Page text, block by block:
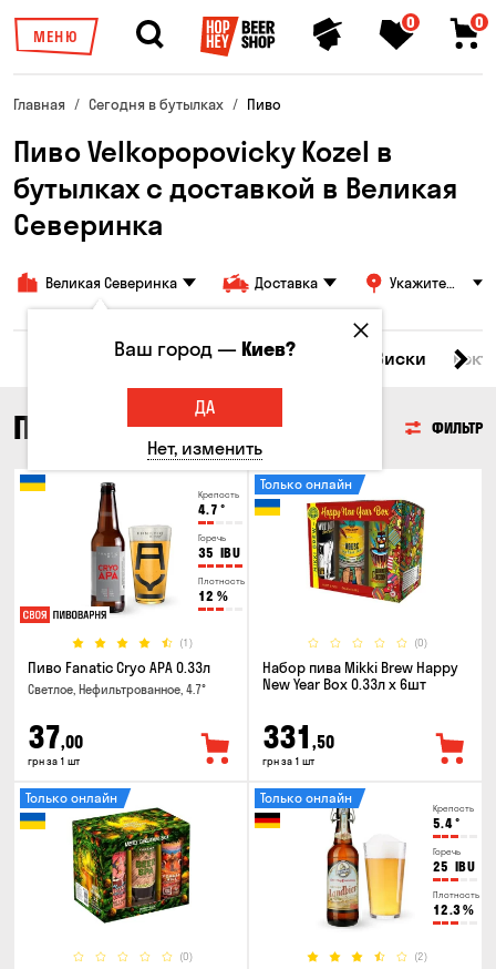
МЕНЮ
0 0
Главная Сегодня в бутылках Пиво
Пиво Velkopopovicky Kozel в
бутылках с доставкой в ​​Великая
Северинка
Великая Северинка Доставка
Укажите
Все товары Пиво Сидр Виски
ПИВО ФИЛЬТР
Крепость
4.7 °
Горечь
35 IBU
Плотность
12 %
(1)
Пиво Fanatic Cryo APA 0.33л
Светлое, Нефильтрованное, 4.7°
37,00
грн за 1 шт
(0)
Только онлайн
Набор пива Mikki Brew Happy
New Year Box 0.33л x 6шт
331 ,50
грн за 1 шт
(0)
Только онлайн
Крепость
5.4°
Горечь
25 IBU
Плотность
12.3%
(2)
Только онлайн
Ваш город —Киев?
ДА
Нет, изменить